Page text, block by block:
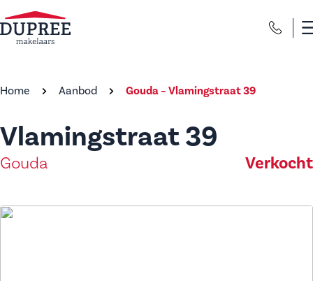
Home Aanbod Gouda – Vlamingstraat 39
Vlamingstraat 39
Gouda Verkocht